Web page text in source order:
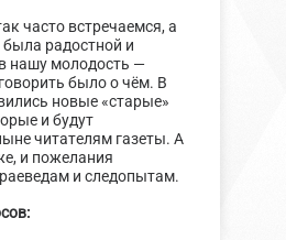
часто встречаемся, а
была радостной и
нашу молодость —
было о чём. В
новые «старые»
и будут
читателям газеты. А
и пожелания
и следопытам.